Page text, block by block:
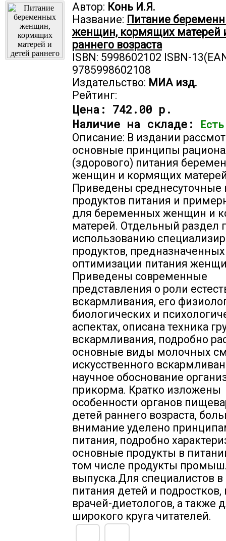
Автор: Конь И.Я.
Название: Питание
женщин, кормящих матерей
раннего возраста
ISBN: 5998602102 ISBN-
9785998602108
Издательство: МИА изд.
Рейтинг:
Цена: 742.00 р.
Наличие на складе:
Описание: В издании
основные принципы
(здорового) питания
женщин и кормящих
Приведены среднесуточные
продуктов питания и
для беременных женщин и
матерей. Отдельный раздел
использованию
продуктов,
оптимизации питания
Приведены современные
представления о роли
вскармливания, его
биологических и
аспектах, описана техника
вскармливания, подробно
основные виды молочных
искусственного
научное обоснование
прикорма. Кратко изложены
особенности органов
детей раннего возраста,
внимание уделено
питания, подробно
основные продукты в
том числе продукты
выпуска.Для специалистов в
питания детей и подростков,
врачей-диетологов, а также
широкого круга читателей.